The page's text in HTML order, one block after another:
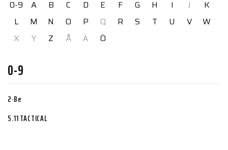
0-9 A B C D E F G H I J
K
L
M N O P Q R S T U V
W
X
Y Z Å Ä Ö
0-9
2·Be
5.11 TACTICAL